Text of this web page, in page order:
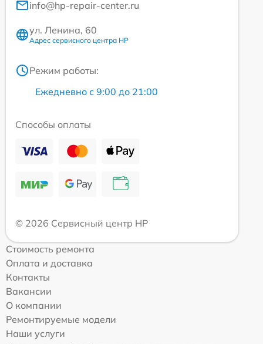
info@hp-repair-center.ru
ул. Ленина, 60
Адрес сервисного центра HP
Режим работы:
Ежедневно с 9:00 до 21:00
Способы оплаты
© 2026 Сервисный центр HP
Стоимость ремонта
Оплата и доставка
Контакты
Вакансии
О компании
Ремонтируемые модели
Наши услуги